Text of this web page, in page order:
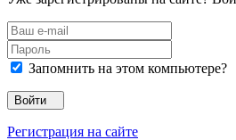
Запомнить на этом компьютере?
Войти
Регистрация на сайте